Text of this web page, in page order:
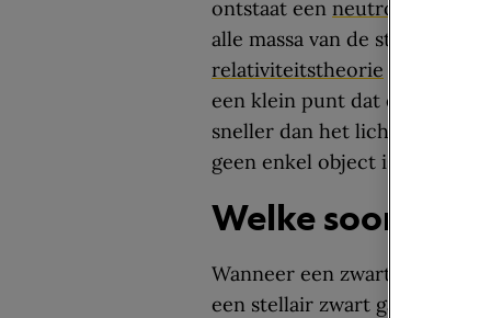
ontstaat een neutronenster
alle massa van de ster ineen,
relativiteitstheorie
een klein punt dat er een
sneller dan het licht moeten
geen enkel object is gegeven.
Welke soorten
Wanneer een zwart gat uit
een stellair zwart gat. Dit type